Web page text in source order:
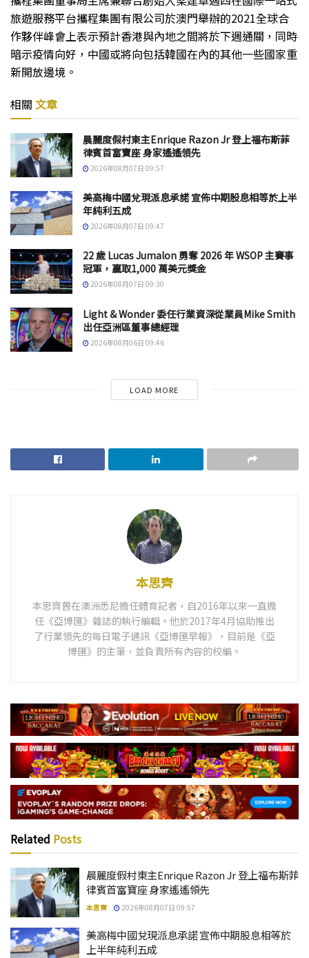
旅遊服務平台攜程集團有限公司於澳門舉辦的2021全球合
作夥伴峰會上表示預計香港與內地之間將於下週通關，同時
暗示疫情向好，中國或將向包括韓國在內的其他一些國家重
新開放邊境。
相關 文章
晨麗度假村東主Enrique Razon Jr 登上福布斯菲
律賓首富寶座 身家遙遙領先
2026年08月07日 09:57
美高梅中國兌現派息承諾 宣佈中期股息相等於上半
年純利五成
2026年08月07日 09:47
22 歲 Lucas Jumalon 勇奪 2026 年 WSOP 主賽事
冠軍，贏取1,000 萬美元獎金
2026年08月07日 09:30
Light & Wonder 委任行業資深從業員Mike Smith
出任亞洲區董事總經理
2026年08月06日 09:46
LOAD MORE
本思齊
本思齊曾在澳洲悉尼擔任體育記者，自2016年以來一直擔
任《亞博匯》雜誌的執行編輯。他於2017年4月協助推出
了行業領先的每日電子通訊《亞博匯早報》，目前是《亞
博匯》的主筆，並負責所有內容的校編。
Related Posts
晨麗度假村東主Enrique Razon Jr 登上福布斯菲
律賓首富寶座 身家遙遙領先
本思齊 2026年08月07日 09:57
美高梅中國兌現派息承諾 宣佈中期股息相等於
上半年純利五成